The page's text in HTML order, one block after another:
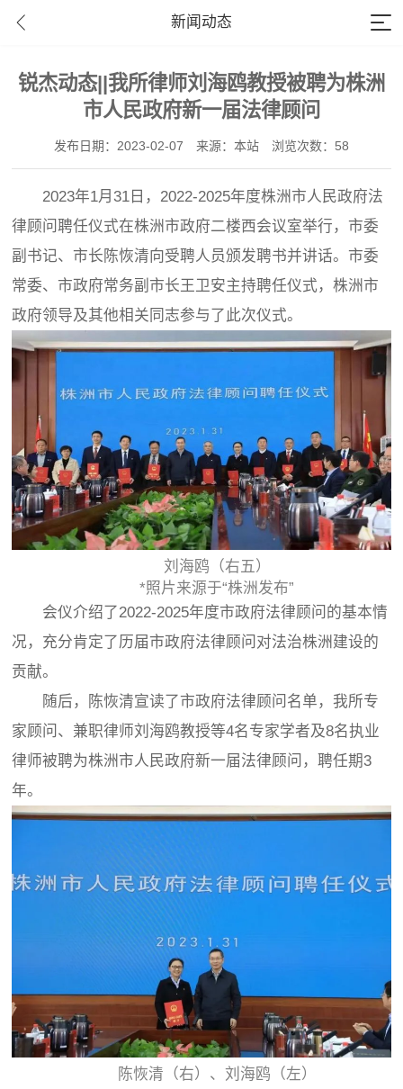
新闻动态
锐杰动态||我所律师刘海鸥教授被聘为株洲
市人民政府新一届法律顾问
发布日期：2023-02-07 来源：本站 浏览次数：58
2023年1月31日，2022-2025年度株洲市人民政府法
律顾问聘任仪式在株洲市政府二楼西会议室举行，市委
副书记、市长陈恢清向受聘人员颁发聘书并讲话。市委
常委、市政府常务副市长王卫安主持聘任仪式，株洲市
政府领导及其他相关同志参与了此次仪式。
刘海鸥（右五）
*照片来源于“株洲发布”
会仪介绍了2022-2025年度市政府法律顾问的基本情
况，充分肯定了历届市政府法律顾问对法治株洲建设的
贡献。
随后，陈恢清宣读了市政府法律顾问名单，我所专
家顾问、兼职律师刘海鸥教授等4名专家学者及8名执业
律师被聘为株洲市人民政府新一届法律顾问，聘任期3
年。
陈恢清（右）、刘海鸥（左）